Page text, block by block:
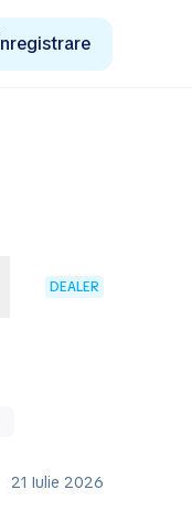
Înregistrare
DEALER
21 Iulie 2026